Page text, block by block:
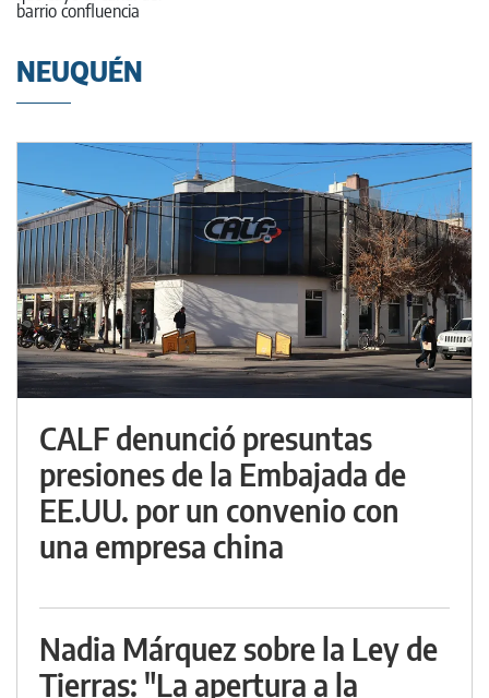
NEUQUÉN
CALF denunció presuntas
presiones de la Embajada de
EE.UU. por un convenio con
una empresa china
Nadia Márquez sobre la Ley de
Tierras: "La apertura a la